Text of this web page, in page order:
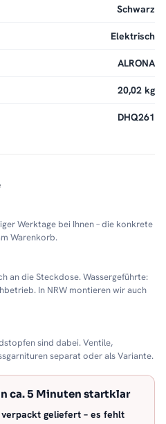
Schwarz
Elektrisch
ALRONA
20,02 kg
DHQ261
Werktage bei Ihnen – die konkrete
Warenkorb.
an die Steckdose. Wassergeführte:
In NRW montieren wir auch
sind dabei. Ventile,
separat oder als Variante.
ca. 5 Minuten startklar
geliefert – es fehlt